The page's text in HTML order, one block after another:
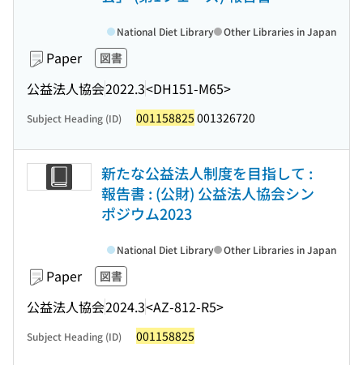
Paper 図書
公益法人協会2022.3<DH151-M65>
National Diet Library Other Libraries in Japan
Subject Heading (ID) 001158825 001326720
新たな公益法人制度を目指して :
報告書 : (公財) 公益法人協会シン
ポジウム2023
Paper 図書
公益法人協会2024.3<AZ-812-R5>
National Diet Library Other Libraries in Japan
Subject Heading (ID) 001158825